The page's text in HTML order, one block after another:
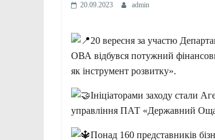
20.09.2023 admin
20 вересня за участю
ОВА відбувся потужний
як інструмент розвитку».
Ініціаторами заходу стали
управління ПАТ «Державний
Понад 160 представників